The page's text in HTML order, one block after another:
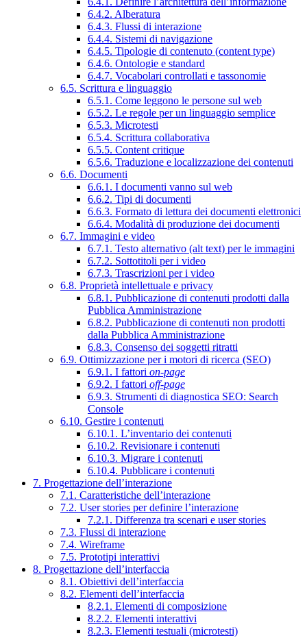
6.4.2. Alberatura
6.4.3. Flussi di interazione
6.4.4. Sistemi di navigazione
6.4.5. Tipologie di contenuto (content type)
6.4.6. Ontologie e standard
6.4.7. Vocabolari controllati e tassonomie
6.5. Scrittura e linguaggio
6.5.1. Come leggono le persone sul web
6.5.2. Le regole per un linguaggio semplice
6.5.3. Microtesti
6.5.4. Scrittura collaborativa
6.5.5. Content critique
6.5.6. Traduzione e localizzazione dei contenuti
6.6. Documenti
6.6.1. I documenti vanno sul web
6.6.2. Tipi di documenti
6.6.3. Formato di lettura dei documenti elettronici
6.6.4. Modalità di produzione dei documenti
6.7. Immagini e video
6.7.1. Testo alternativo (alt text) per le immagini
6.7.2. Sottotitoli per i video
6.7.3. Trascrizioni per i video
6.8. Proprietà intellettuale e privacy
6.8.1. Pubblicazione di contenuti prodotti dalla
Pubblica Amministrazione
6.8.2. Pubblicazione di contenuti non prodotti
dalla Pubblica Amministrazione
6.8.3. Consenso dei soggetti ritratti
6.9. Ottimizzazione per i motori di ricerca (SEO)
6.9.1. I fattori on-page
6.9.2. I fattori off-page
6.9.3. Strumenti di diagnostica SEO: Search
Console
6.10. Gestire i contenuti
6.10.1. L’inventario dei contenuti
6.10.2. Revisionare i contenuti
6.10.3. Migrare i contenuti
6.10.4. Pubblicare i contenuti
7. Progettazione dell’interazione
7.1. Caratteristiche dell’interazione
7.2. User stories per definire l’interazione
7.2.1. Differenza tra scenari e user stories
7.3. Flussi di interazione
7.4. Wireframe
7.5. Prototipi interattivi
8. Progettazione dell’interfaccia
8.1. Obiettivi dell’interfaccia
8.2. Elementi dell’interfaccia
8.2.1. Elementi di composizione
8.2.2. Elementi interattivi
8.2.3. Elementi testuali (microtesti)